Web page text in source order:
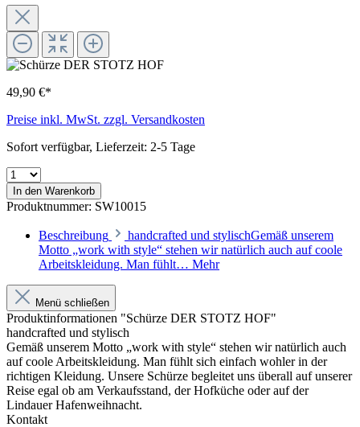
49,90 €*
Preise inkl. MwSt. zzgl. Versandkosten
Sofort verfügbar, Lieferzeit: 2-5 Tage
In den Warenkorb
Produktnummer: SW10015
Beschreibung
handcrafted und stylischGemäß unserem
Motto „work with style“ stehen wir natürlich auch auf coole
Arbeitskleidung. Man fühlt… Mehr
Menü schließen
Produktinformationen "Schürze DER STOTZ HOF"
handcrafted und stylisch
Gemäß unserem Motto „work with style“ stehen wir natürlich auch
auf coole Arbeitskleidung. Man fühlt sich einfach wohler in der
richtigen Kleidung. Unsere Schürze begleitet uns überall auf unserer
Reise egal ob am Verkaufsstand, der Hofküche oder auf der
Lindauer Hafenweihnacht.
Kontakt